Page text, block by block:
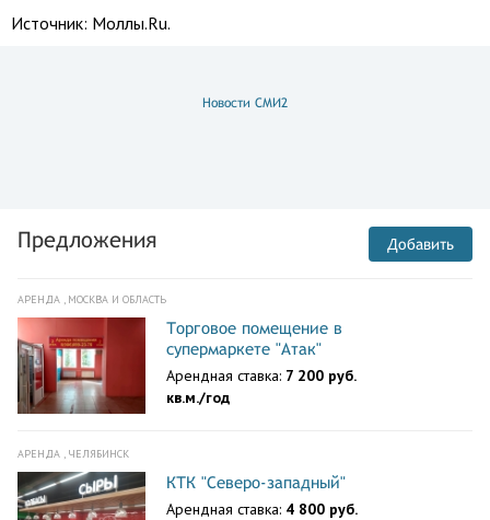
Источник: Моллы.Ru.
Новости СМИ2
Предложения Добавить
АРЕНДА , МОСКВА И ОБЛАСТЬ
Торговое помещение в
супермаркете "Атак"
Арендная ставка: 7 200 руб.
кв.м./год
АРЕНДА , ЧЕЛЯБИНСК
КТК "Северо-западный"
Арендная ставка: 4 800 руб.